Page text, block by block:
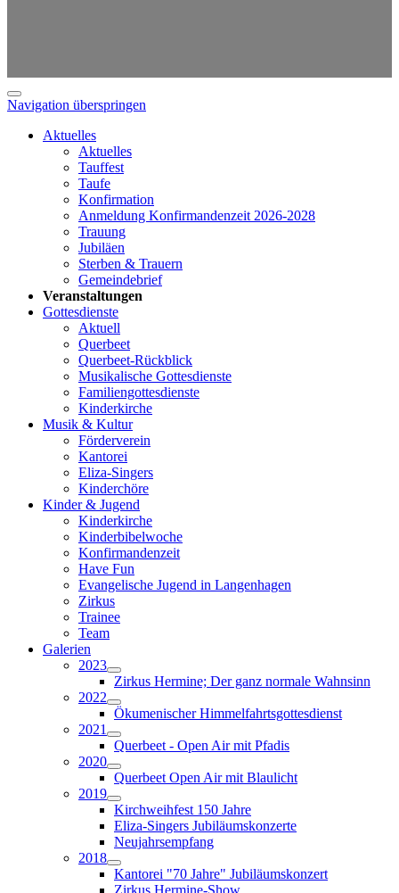
Navigation überspringen
Aktuelles
Aktuelles
Tauffest
Taufe
Konfirmation
Anmeldung Konfirmandenzeit 2026-2028
Trauung
Jubiläen
Sterben & Trauern
Gemeindebrief
Veranstaltungen
Gottesdienste
Aktuell
Querbeet
Querbeet-Rückblick
Musikalische Gottesdienste
Familiengottesdienste
Kinderkirche
Musik & Kultur
Förderverein
Kantorei
Eliza-Singers
Kinderchöre
Kinder & Jugend
Kinderkirche
Kinderbibelwoche
Konfirmandenzeit
Have Fun
Evangelische Jugend in Langenhagen
Zirkus
Trainee
Team
Galerien
2023
Zirkus Hermine; Der ganz normale Wahnsinn
2022
Ökumenischer Himmelfahrtsgottesdienst
2021
Querbeet - Open Air mit Pfadis
2020
Querbeet Open Air mit Blaulicht
2019
Kirchweihfest 150 Jahre
Eliza-Singers Jubiläumskonzerte
Neujahrsempfang
2018
Kantorei "70 Jahre" Jubiläumskonzert
Zirkus Hermine-Show